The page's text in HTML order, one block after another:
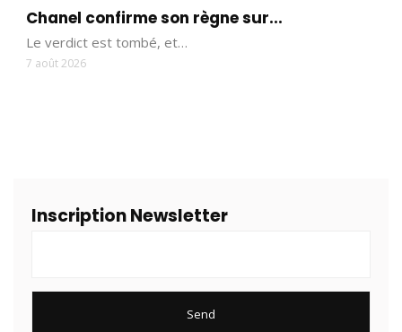
Chanel confirme son règne sur...
Le verdict est tombé, et…
7 août 2026
Inscription Newsletter